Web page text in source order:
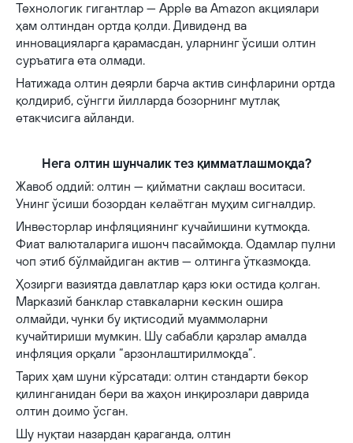
Технологик гигантлар — Apple ва Amazon акциялари
ҳам олтиндан ортда қолди. Дивиденд ва
инновацияларга қарамасдан, уларнинг ўсиши олтин
суръатига ета олмади.
Натижада олтин деярли барча актив синфларини ортда
қолдириб, сўнгги йилларда бозорнинг мутлақ
етакчисига айланди.
Нега олтин шунчалик тез қимматлашмоқда?
Жавоб оддий: олтин — қийматни сақлаш воситаси.
Унинг ўсиши бозордан келаётган муҳим сигналдир.
Инвесторлар инфляциянинг кучайишини кутмоқда.
Фиат валюталарига ишонч пасаймоқда. Одамлар пулни
чоп этиб бўлмайдиган актив — олтинга ўтказмоқда.
Ҳозирги вазиятда давлатлар қарз юки остида қолган.
Марказий банклар ставкаларни кескин ошира
олмайди, чунки бу иқтисодий муаммоларни
кучайтириши мумкин. Шу сабабли қарзлар амалда
инфляция орқали “арзонлаштирилмоқда”.
Тарих ҳам шуни кўрсатади: олтин стандарти бекор
қилинганидан бери ва жаҳон инқирозлари даврида
олтин доимо ўсган.
Шу нуқтаи назардан қараганда, олтин